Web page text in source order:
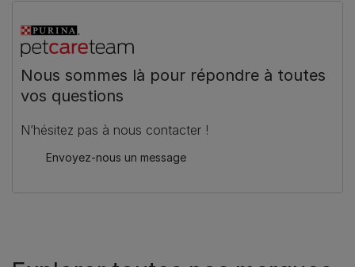
Nous sommes là pour répondre à toutes
vos questions
N’hésitez pas à nous contacter !
Envoyez-nous un message